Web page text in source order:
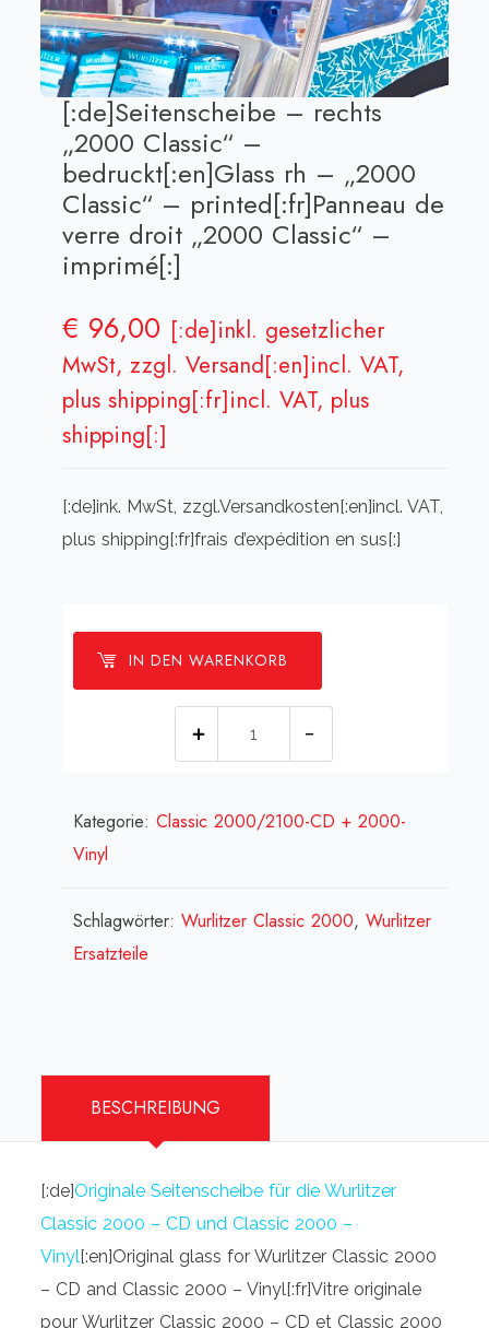
[:de]Seitenscheibe – rechts
„2000 Classic“ –
bedruckt[:en]Glass rh – „2000
Classic“ – printed[:fr]Panneau de
verre droit „2000 Classic“ –
imprimé[:]
€ 96,00 [:de]inkl. gesetzlicher
MwSt, zzgl. Versand[:en]incl. VAT,
plus shipping[:fr]incl. VAT, plus
shipping[:]
[:de]ink. MwSt, zzgl.Versandkosten[:en]incl. VAT,
plus shipping[:fr]frais d’expédition en sus[:]
IN DEN WARENKORB
"2000
bedruckt[:en]Glass
-
printed[:fr]Panneau
de
verre
droit
"2000
Classic"
Kategorie:Classic 2000/2100-CD + 2000-
Vinyl
Schlagwörter:Wurlitzer Classic 2000,Wurlitzer
Ersatzteile
BESCHREIBUNG
[:de]Originale Seitenscheibe für die Wurlitzer
Classic 2000 – CD und Classic 2000 –
Vinyl[:en]Original glass for Wurlitzer Classic 2000
– CD and Classic 2000 – Vinyl[:fr]Vitre originale
pour Wurlitzer Classic 2000 – CD et Classic 2000